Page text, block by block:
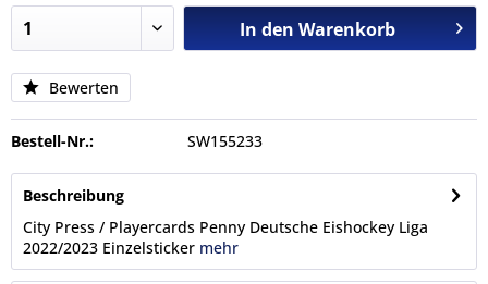
In den Warenkorb
Bewerten
Bestell-Nr.: SW155233
Beschreibung
City Press / Playercards Penny Deutsche Eishockey Liga
2022/2023 Einzelsticker mehr